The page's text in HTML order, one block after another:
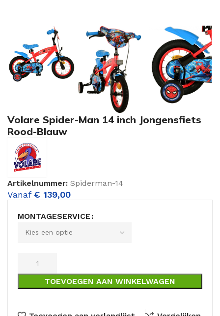
Volare Spider-Man 14 inch Jongensfiets
Rood-Blauw
Artikelnummer: Spiderman-14
Vanaf € 139,00
MONTAGESERVICE
TOEVOEGEN AAN WINKELWAGEN